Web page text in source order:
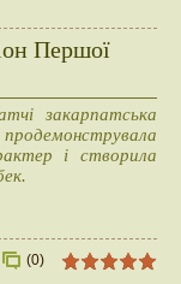
Першої
закарпатська
і створила
(0)